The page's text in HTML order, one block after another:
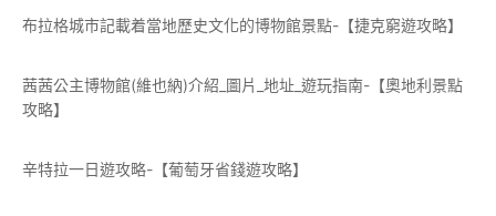
布拉格城市記載着當地歷史文化的博物館景點-【捷克窮遊攻略】
茜茜公主博物館(維也納)介紹_圖片_地址_遊玩指南-【奧地利景點
攻略】
辛特拉一日遊攻略-【葡萄牙省錢遊攻略】